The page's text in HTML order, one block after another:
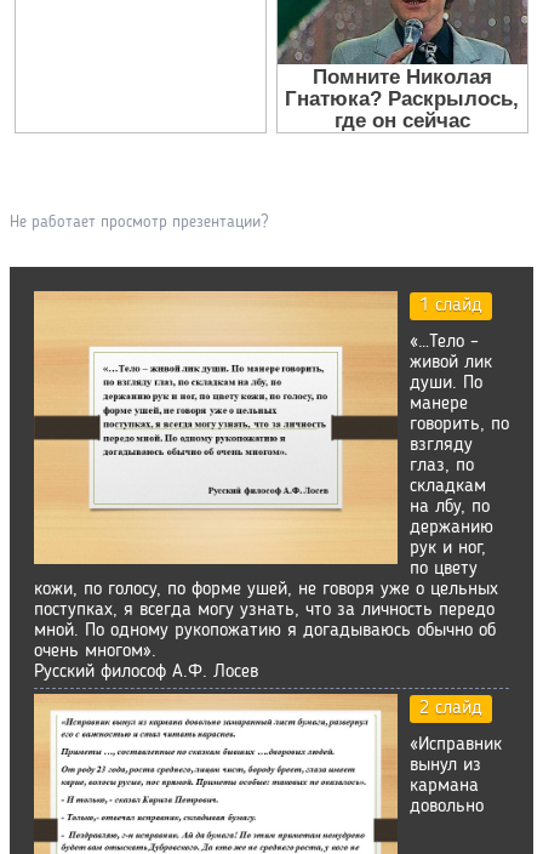
Не работает просмотр презентации?
1 слайд
«…Тело –
живой лик
души. По
манере
говорить, по
взгляду
глаз, по
складкам
на лбу, по
держанию
рук и ног,
по цвету
кожи, по голосу, по форме ушей, не говоря уже о цельных
поступках, я всегда могу узнать, что за личность передо
мной. По одному рукопожатию я догадываюсь обычно об
очень многом».
Русский философ А.Ф. Лосев
2 слайд
«Исправник
вынул из
кармана
довольно